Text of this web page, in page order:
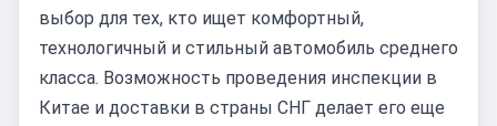
выбор для тех, кто ищет комфортный,
технологичный и стильный автомобиль среднего
класса. Возможность проведения инспекции в
Китае и доставки в страны СНГ делает его еще